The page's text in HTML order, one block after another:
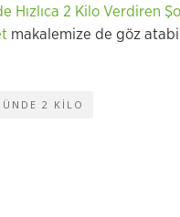
Hızlıca 2 Kilo Verdiren
makalemize de göz
2 KILO